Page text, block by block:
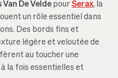
Van De VeldepourSerax, la
un rôle essentiel dans
Des bords fins et
légère et veloutée de
au toucher une
la fois essentielles et